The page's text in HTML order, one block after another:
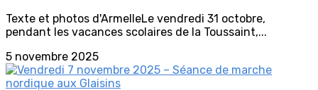
Texte et photos d'ArmelleLe vendredi 31 octobre,
pendant les vacances scolaires de la Toussaint,...
5 novembre 2025